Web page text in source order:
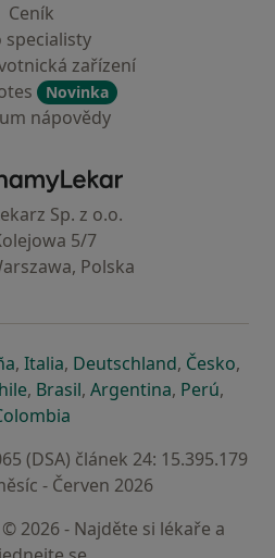
Ceník
specialisty
zařízení
Novinka
nápovědy
ZnamyLekar - Hlavní stránka
Sp. z o.o.
5/7
Polska
záložce
v nové záložce
se otevře v nové záložce
, Italiase otevře v nové záložce
, Deutschlandse otevře v
, Českose
,
záložce
v nové záložce
se otevře v nové záložce
, Brasilse otevře v nové
, Argentinase otevře v
, Perúse
,
(DSA) článek 24: 15.395.179
- Červen 2026
2026 - Najděte si lékaře a